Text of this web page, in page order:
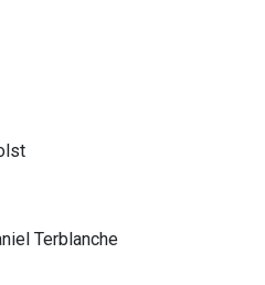
Terblanche